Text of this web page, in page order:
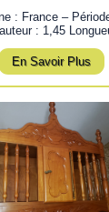
: France –
: 1,45
En Savoir Plus